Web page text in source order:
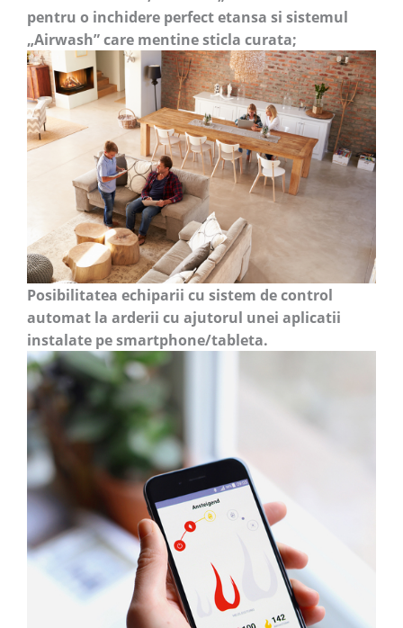
pentru o inchidere perfect etansa si sistemul
„Airwash” care mentine sticla curata;
Posibilitatea echiparii cu sistem de control
automat la arderii cu ajutorul unei aplicatii
instalate pe smartphone/tableta.